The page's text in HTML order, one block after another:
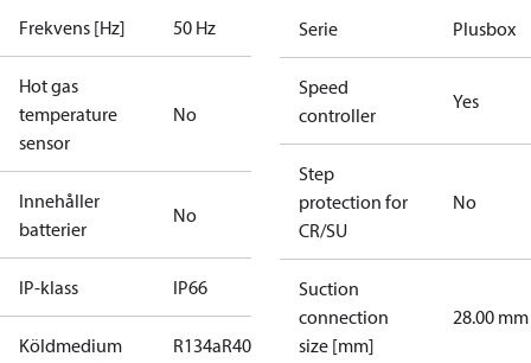
Frekvens [Hz] 50 Hz
Hot gas
temperature
sensor
No
Innehåller
batterier
No
IP-klass IP66
Köldmedium R134aR404A R407CR407FR448A
Serie Plusbox
Speed
controller
Yes
Step
protection for
CR/SU
No
Suction
connection
size [mm]
28.00 mm